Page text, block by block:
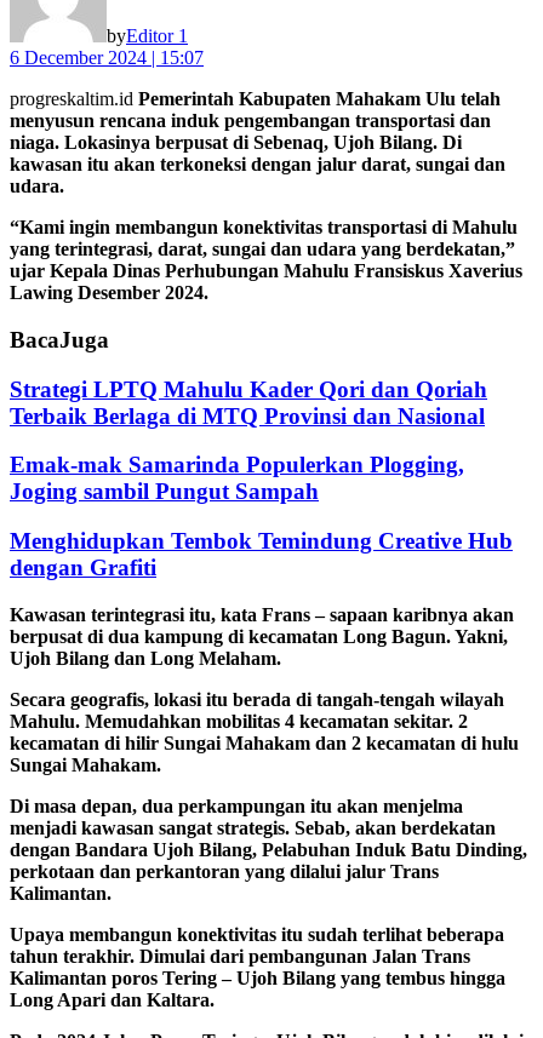
byEditor 1
6 December 2024 | 15:07
progreskaltim.id Pemerintah Kabupaten Mahakam Ulu telah
menyusun rencana induk pengembangan transportasi dan
niaga. Lokasinya berpusat di Sebenaq, Ujoh Bilang. Di
kawasan itu akan terkoneksi dengan jalur darat, sungai dan
udara.
“Kami ingin membangun konektivitas transportasi di Mahulu
yang terintegrasi, darat, sungai dan udara yang berdekatan,”
ujar Kepala Dinas Perhubungan Mahulu Fransiskus Xaverius
Lawing Desember 2024.
BacaJuga
Strategi LPTQ Mahulu Kader Qori dan Qoriah
Terbaik Berlaga di MTQ Provinsi dan Nasional
Emak-mak Samarinda Populerkan Plogging,
Joging sambil Pungut Sampah
Menghidupkan Tembok Temindung Creative Hub
dengan Grafiti
Kawasan terintegrasi itu, kata Frans – sapaan karibnya akan
berpusat di dua kampung di kecamatan Long Bagun. Yakni,
Ujoh Bilang dan Long Melaham.
Secara geografis, lokasi itu berada di tangah-tengah wilayah
Mahulu. Memudahkan mobilitas 4 kecamatan sekitar. 2
kecamatan di hilir Sungai Mahakam dan 2 kecamatan di hulu
Sungai Mahakam.
Di masa depan, dua perkampungan itu akan menjelma
menjadi kawasan sangat strategis. Sebab, akan berdekatan
dengan Bandara Ujoh Bilang, Pelabuhan Induk Batu Dinding,
perkotaan dan perkantoran yang dilalui jalur Trans
Kalimantan.
Upaya membangun konektivitas itu sudah terlihat beberapa
tahun terakhir. Dimulai dari pembangunan Jalan Trans
Kalimantan poros Tering – Ujoh Bilang yang tembus hingga
Long Apari dan Kaltara.